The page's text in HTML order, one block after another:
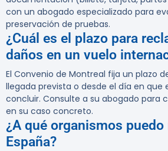
con un abogado especializado para
preservación de pruebas.
¿Cuál es el plazo para
daños en un vuelo
El Convenio de Montreal fija un plazo
llegada prevista o desde el día en que
concluir. Consulte a su abogado para
en su caso concreto.
¿A qué organismos puedo
España?